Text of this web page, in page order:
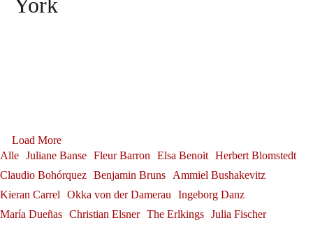
York
Sophie Rennert in Innsbruck
Festival Internacional de
Santander
Franz-Josef Selig
Federal Cross of Merit on
Ribbon
Gerold Huber
Alexander Grassauer in
Bayreuth
Alexander Grassauer
Georg Zeppenfeld at the
Bayreuth Festival
Georg Zeppenfeld
Julia Fischer at
Neuschwanstein Castle
Julia Fischer
Load More
Alle Juliane Banse Fleur Barron Elsa Benoit Herbert Blomstedt
Claudio Bohórquez Benjamin Bruns
Ammiel Bushakevitz
Kieran Carrel
Okka von der Damerau
Ingeborg Danz
María Dueñas Christian Elsner The Erlkings Julia Fischer